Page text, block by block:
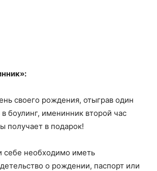
своего рождения, отыграв один
в боулинг, именинник второй час
получает в подарок!
себе необходимо иметь
о рождении, паспорт или